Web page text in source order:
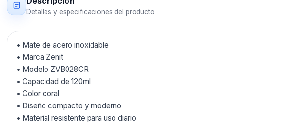
Detalles y especificaciones del producto
• Mate de acero inoxidable
• Marca Zenit
• Modelo ZVB028CR
• Capacidad de 120ml
• Color coral
• Diseño compacto y moderno
• Material resistente para uso diario